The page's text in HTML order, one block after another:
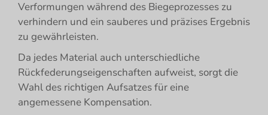
Verformungen während des Biegeprozesses zu
verhindern und ein sauberes und präzises Ergebnis
zu gewährleisten.
Da jedes Material auch unterschiedliche
Rückfederungseigenschaften aufweist, sorgt die
Wahl des richtigen Aufsatzes für eine
angemessene Kompensation.